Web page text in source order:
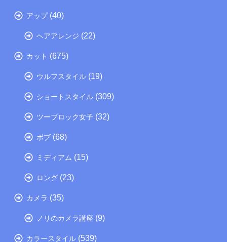
アップ(40)
ヘアアレンジ (22)
カット (675)
ウルフスタイル (19)
ショートスタイル (309)
ツーブロック女子 (32)
ボブ (68)
ミディアム (15)
ロング (23)
カメラ (35)
ノリのカメラ講座 (9)
カラースタイル (539)